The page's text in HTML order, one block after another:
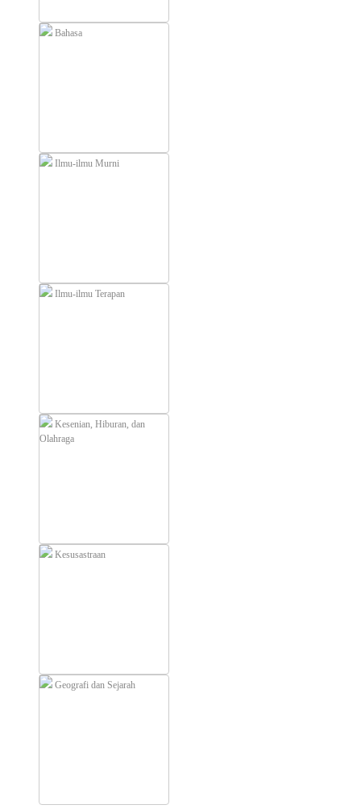
Bahasa
Ilmu-ilmu Murni
Ilmu-ilmu Terapan
Kesenian, Hiburan, dan
Olahraga
Kesusastraan
Geografi dan Sejarah